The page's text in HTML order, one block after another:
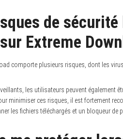
de sécurité
Extreme
comporte plusieurs risques, dont les
les utilisateurs peuvent également
minimiser ces risques, il est fortement
les fichiers téléchargés et un bloqueur de